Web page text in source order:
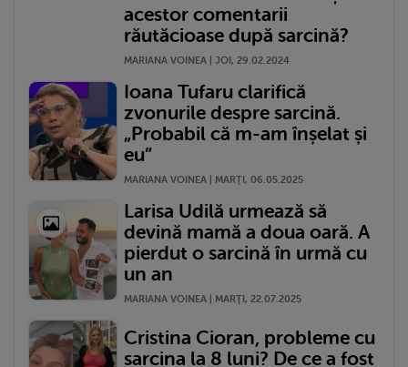
acestor comentarii
răutăcioase după sarcină?
MARIANA VOINEA | JOI, 29.02.2024
Ioana Tufaru clarifică
zvonurile despre sarcină.
„Probabil că m-am înșelat și
eu”
MARIANA VOINEA | MARŢI, 06.05.2025
Larisa Udilă urmează să
devină mamă a doua oară. A
pierdut o sarcină în urmă cu
un an
MARIANA VOINEA | MARŢI, 22.07.2025
Cristina Cioran, probleme cu
sarcina la 8 luni? De ce a fost